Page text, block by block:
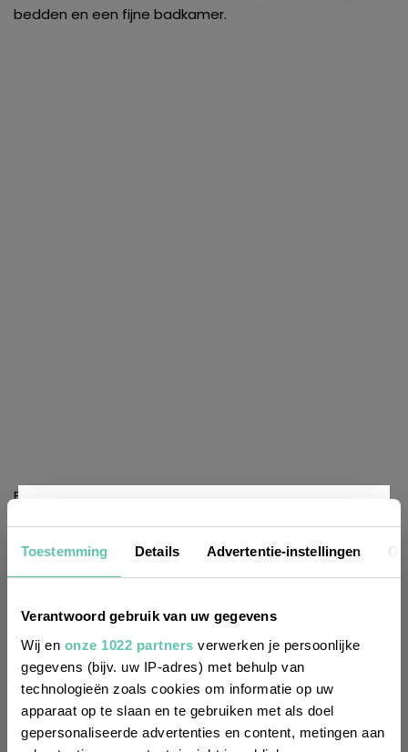
Toestemming Details Advertentie-instellingen
Verantwoord gebruik van uw gegevens
Wij en onze 1022 partners verwerken je persoonlijke
gegevens (bijv. uw IP-adres) met behulp van
technologieën zoals cookies om informatie op uw
apparaat op te slaan en te gebruiken met als doel
gepersonaliseerde advertenties en content, metingen aan
bedden en een fijne badkamer.
Bijzonder: Heb je even? De oranje cabinelift aan het
plafond in de living, het enorme fornuis in de
woonkeuken, het biologische bed- en badlinnen, de
zelfgemaakte jam en champagne en het waanzinnige
activiteiten.
Prijs: kamers vanaf €68 inclusief ontbijt, table d’hôtes
Nieuwsbrief
Wil je altijd als eerste op de hoogte zijn
van de laatste nieuwtjes, leuke adressen
en inspirerende tips voor Frankrijk? Meld
je dan aan voor onze 2-wekelijkse
nieuwsbrief. Zo gedaan!